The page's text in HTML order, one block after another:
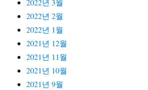
2022년 3월
2022년 2월
2022년 1월
2021년 12월
2021년 11월
2021년 10월
2021년 9월